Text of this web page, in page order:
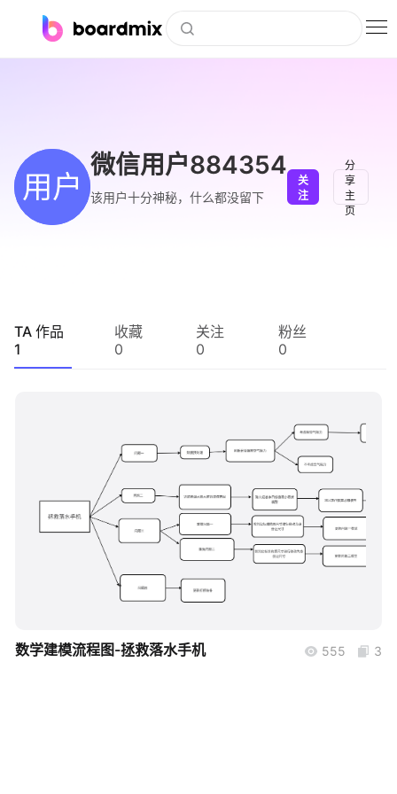
下载
会员
企业服务
用户
微信用户884354
该用户十分神秘，什么都没留下
关
注
分
享
主
页
TA 作品
1
收藏
0
关注
0
粉丝
0
boardmix
数学建模流程图-拯救落水手机 555 3